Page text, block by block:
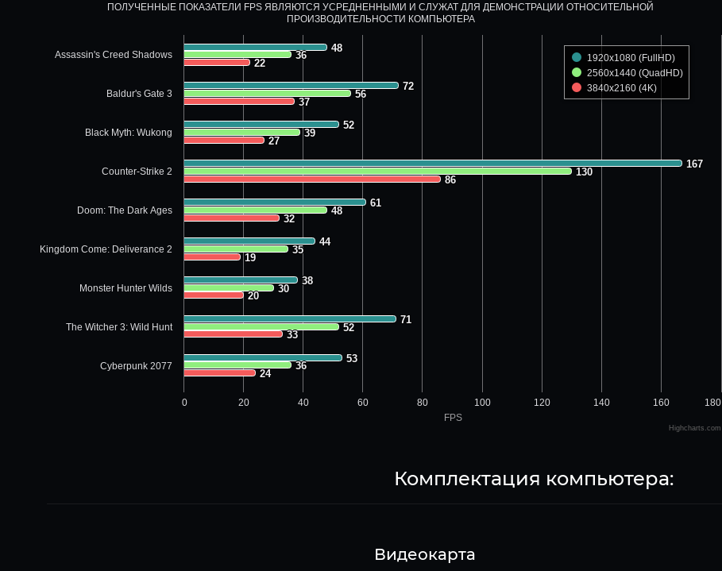
FPS
ПОЛУЧЕННЫЕ ПОКАЗАТЕЛИ FPS ЯВЛЯЮТСЯ УСРЕДНЕННЫМИ И СЛУЖАТ ДЛЯ ДЕМОНСТРАЦИИ ОТНОСИТЕЛЬНОЙ
ПРОИЗВОДИТЕЛЬНОСТИ КОМПЬЮТЕРА
48
48
72
72
52
52
167
167
61
61
44
44
38
38
71
71
53
53
36
36
56
56
39
39
130
130
48
48
35
35
30
30
52
52
36
36
22
22
37
37
27
27
86
86
32
32
19
19
20
20
33
33
24
24
1920x1080 (FullHD)
2560x1440 (QuadHD)
3840x2160 (4K)
0 20 40 60 80 100 120 140 160 180
Assassin's Creed Shadows
Baldur's Gate 3
Black Myth: Wukong
Counter-Strike 2
Doom: The Dark Ages
Kingdom Come: Deliverance 2
Monster Hunter Wilds
The Witcher 3: Wild Hunt
Cyberpunk 2077
Highcharts.com
Комплектация компьютера:
Видеокарта